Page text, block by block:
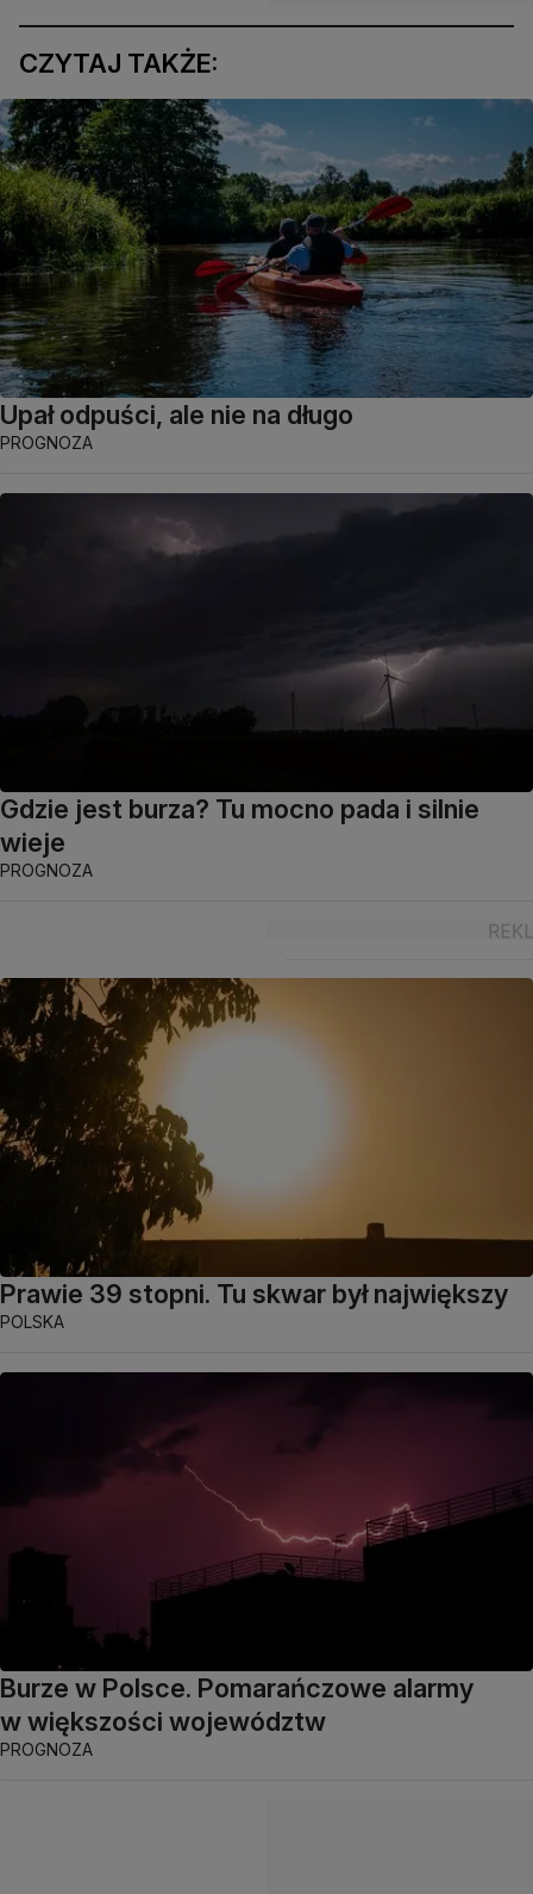
CZYTAJ TAKŻE:
Upał odpuści, ale nie na długo
PROGNOZA
Gdzie jest burza? Tu mocno pada i silnie
wieje
PROGNOZA
Prawie 39 stopni. Tu skwar był największy
POLSKA
Burze w Polsce. Pomarańczowe alarmy
w większości województw
PROGNOZA